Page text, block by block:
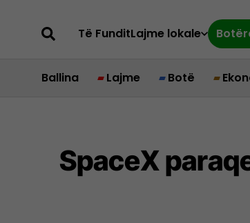
Të FunditLajme lokale
Ballina Lajme Botë
SpaceX